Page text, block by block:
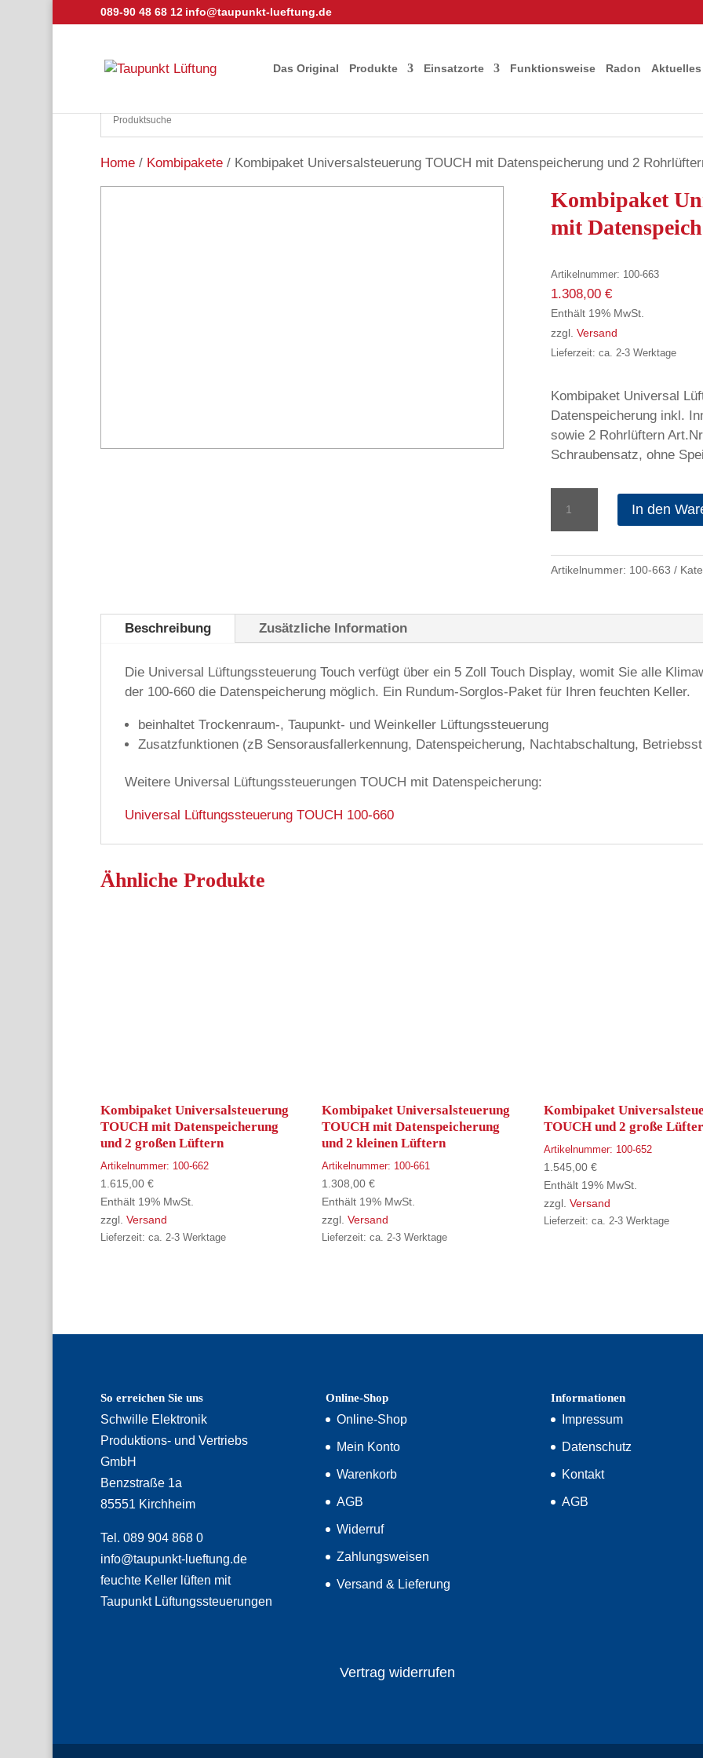
089-90 48 68 12 info@taupunkt-lueftung.de
Das Original Produkte Einsatzorte Funktionsweise Radon Aktuelles
Home/ Kombipakete/ Kombipaket Universalsteuerung TOUCH mit Datenspeicherung und 2
Kombipaket
mit
Artikelnummer: 100-663
1.308,00 €
Enthält 19% MwSt.
zzgl. Versand
Lieferzeit: ca. 2-3 Werktage
Kombipaket Universal
Datenspeicherung inkl.
sowie 2 Rohrlüftern
Schraubensatz, ohne
Kombipaket
Universalsteuerung
TOUCH
mit
Datenspeicherung
2
In den
Artikelnummer: 100-663
Beschreibung Zusätzliche Information
Die Universal Lüftungssteuerung Touch verfügt über ein 5 Zoll Touch Display, womit Sie alle
der 100-660 die Datenspeicherung möglich. Ein Rundum-Sorglos-Paket für Ihren feuchten Keller.
beinhaltet Trockenraum-, Taupunkt- und Weinkeller Lüftungssteuerung
Zusatzfunktionen (zB Sensorausfallerkennung, Datenspeicherung, Nachtabschaltung,
Weitere Universal Lüftungssteuerungen TOUCH mit Datenspeicherung:
Universal Lüftungssteuerung TOUCH 100-660
Ähnliche Produkte
Kombipaket Universalsteuerung
TOUCH mit Datenspeicherung
und 2 großen Lüftern
Artikelnummer: 100-662
1.615,00 €
Enthält 19% MwSt.
zzgl. Versand
Lieferzeit: ca. 2-3 Werktage
Kombipaket Universalsteuerung
TOUCH mit Datenspeicherung
und 2 kleinen Lüftern
Artikelnummer: 100-661
1.308,00€
Enthält 19% MwSt.
zzgl.Versand
Lieferzeit: ca. 2-3 Werktage
Kombipaket
TOUCH und 2 große Lüfter
Artikelnummer: 100-652
1.545,00 €
Enthält 19% MwSt.
zzgl. Versand
Lieferzeit: ca. 2-3 Werktage
So erreichen Sie uns
Schwille Elektronik
Produktions- und Vertriebs
GmbH
Benzstraße 1a
85551 Kirchheim
Tel. 089 904 868 0
info@taupunkt-lueftung.de
feuchte Keller lüften mit
Taupunkt Lüftungssteuerungen
Online-Shop
Online-Shop
Mein Konto
Warenkorb
AGB
Widerruf
Zahlungsweisen
Versand & Lieferung
Vertrag widerrufen
Informationen
Impressum
Datenschutz
Kontakt
AGB